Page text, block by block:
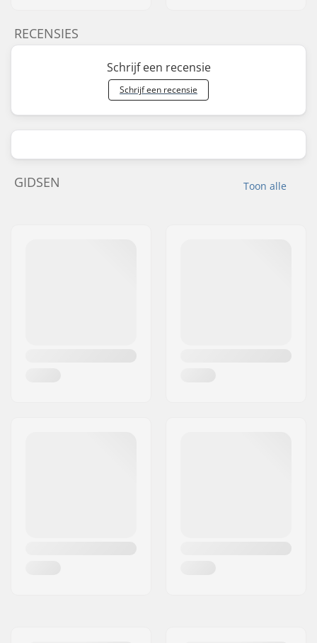
RECENSIES
Schrijf een recensie
Schrijf een recensie
Toon alle
GIDSEN